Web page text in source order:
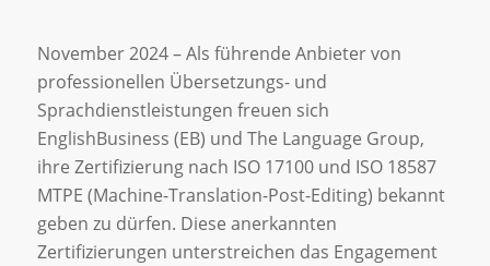
November 2024 – Als führende Anbieter von
professionellen Übersetzungs- und
Sprachdienstleistungen freuen sich
EnglishBusiness (EB) und The Language Group,
ihre Zertifizierung nach ISO 17100 und ISO 18587
MTPE (Machine-Translation-Post-Editing) bekannt
geben zu dürfen. Diese anerkannten
Zertifizierungen unterstreichen das Engagement